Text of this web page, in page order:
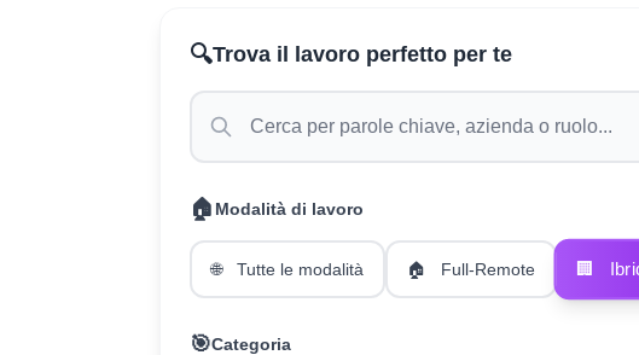
🔍Trova il lavoro perfetto per te
🏠 Modalità di lavoro
🌐 Tutte le modalità 🏠 Full-Remote 🏢
🎯Categoria